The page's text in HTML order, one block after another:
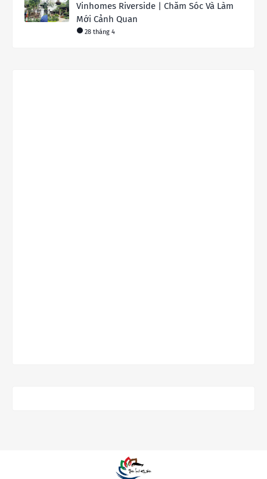
Vinhomes Riverside | Chăm Sóc Và Làm
Mới Cảnh Quan
28 tháng 4